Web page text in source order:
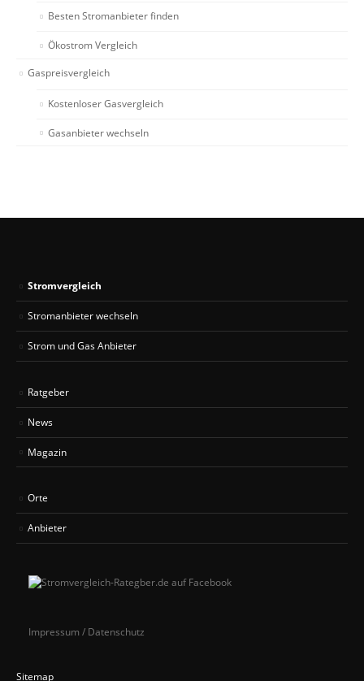
Besten Stromanbieter finden
Ökostrom Vergleich
Gaspreisvergleich
Kostenloser Gasvergleich
Gasanbieter wechseln
Stromvergleich
Stromanbieter wechseln
Strom und Gas Anbieter
Ratgeber
News
Magazin
Orte
Anbieter
Impressum / Datenschutz
Sitemap